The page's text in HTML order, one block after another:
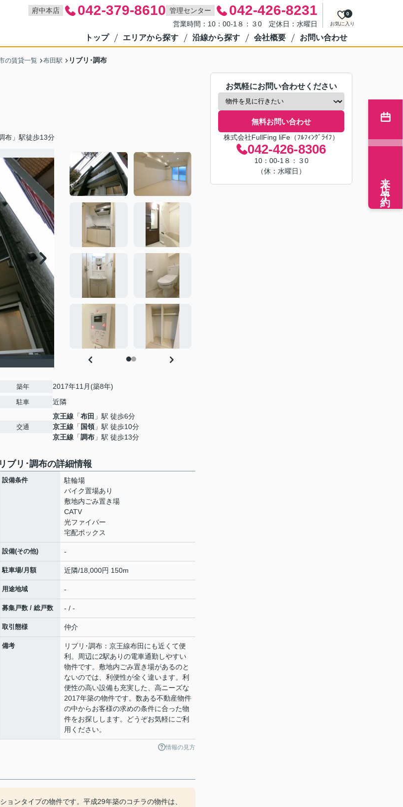
府中本店 042-379-8610 管理センター 042-426-8231
営業時間：10：00-1８：３0 定休日：水曜日 お気に入り
0
トップ エリアから探す 沿線から探す 会社概要 お問い合わせ
の賃貸一覧 布田駅 リブリ･調布
布」駅徒歩13分
築年 2017年11月(築8年)
駐車 近隣
交通
京王線 「布田 」駅 徒歩6分
京王線 「 国領」駅 徒歩10分
京王線 「調布 」駅 徒歩13分
リブリ･調布の詳細情報
設備条件
駐輪場
バイク置場あり
敷地内ごみ置き場
CATV
光ファイバー
宅配ボックス
設備(その他) -
駐車場/月額 近隣/18,000円 150m
用途地域 -
募集戸数 / 総戸数 - / -
取引態様 仲介
備考
リブリ･調布：京王線布田にも近くて便
利。周辺に2駅ありの電車通勤しやすい
物件です。敷地内ごみ置き場があるのと
ないのでは、利便性が全く違います。利
便性の高い設備も充実した、高ニーズな
2017年築の物件です。数ある不動産物件
の中からお客様の求めの条件に合った物
件をお探しします。どうぞお気軽にご利
用ください。
情報の見方
ョンタイプの物件です。平成29年築のコチラの物件は、
お気軽にお問い合わせください
無料お問い合わせ
株式会社FullFing liFe（ﾌﾙﾌｨﾝｸﾞﾗｲﾌ）
042-426-8306
10：00-1８：３0
（休：水曜日）
来店予約